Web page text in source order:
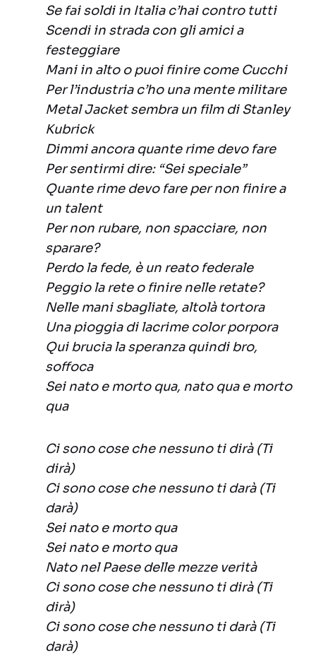
Se fai soldi in Italia c’hai contro tutti
Scendi in strada con gli amici a
festeggiare
Mani in alto o puoi finire come Cucchi
Per l’industria c’ho una mente militare
Metal Jacket sembra un film di Stanley
Kubrick
Dimmi ancora quante rime devo fare
Per sentirmi dire: “Sei speciale”
Quante rime devo fare per non finire a
un talent
Per non rubare, non spacciare, non
sparare?
Perdo la fede, è un reato federale
Peggio la rete o finire nelle retate?
Nelle mani sbagliate, altolà tortora
Una pioggia di lacrime color porpora
Qui brucia la speranza quindi bro,
soffoca
Sei nato e morto qua, nato qua e morto
qua
Ci sono cose che nessuno ti dirà (Ti
dirà)
Ci sono cose che nessuno ti darà (Ti
darà)
Sei nato e morto qua
Sei nato e morto qua
Nato nel Paese delle mezze verità
Ci sono cose che nessuno ti dirà (Ti
dirà)
Ci sono cose che nessuno ti darà (Ti
darà)